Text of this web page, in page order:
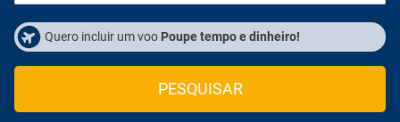
Quero incluir um voo Poupe tempo e dinheiro!
PESQUISAR